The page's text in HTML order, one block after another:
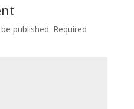
published. Required